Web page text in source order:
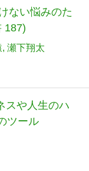
ない悩みのた
187)
瀬下翔太
や人生のハ
ツール